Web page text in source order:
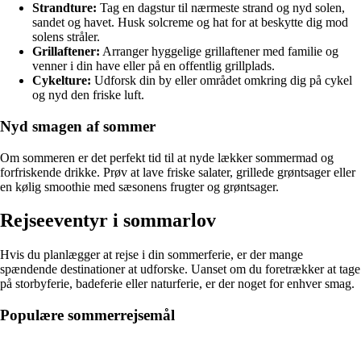
Strandture: Tag en dagstur til nærmeste strand og nyd solen,
sandet og havet. Husk solcreme og hat for at beskytte dig mod
solens stråler.
Grillaftener: Arranger hyggelige grillaftener med familie og
venner i din have eller på en offentlig grillplads.
Cykelture: Udforsk din by eller området omkring dig på cykel
og nyd den friske luft.
Nyd smagen af sommer
Om sommeren er det perfekt tid til at nyde lækker sommermad og
forfriskende drikke. Prøv at lave friske salater, grillede grøntsager eller
en kølig smoothie med sæsonens frugter og grøntsager.
Rejseeventyr i sommarlov
Hvis du planlægger at rejse i din sommerferie, er der mange
spændende destinationer at udforske. Uanset om du foretrækker at tage
på storbyferie, badeferie eller naturferie, er der noget for enhver smag.
Populære sommerrejsemål